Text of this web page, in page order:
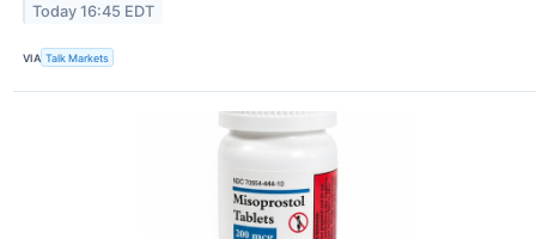
Today 16:45 EDT
VIA Talk Markets